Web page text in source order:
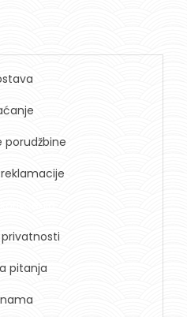
porudžbine
pitanja